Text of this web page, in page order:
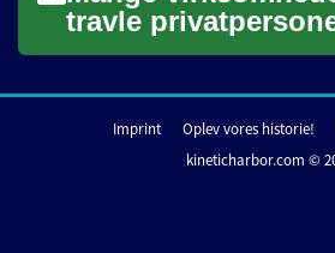
travle
dag food delivery
måltider lever...
Imprint Oplev vores historie!
kineticharbor.com ©